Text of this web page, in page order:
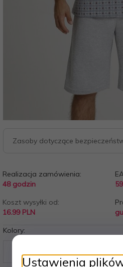
Zasoby dotyczące
Realizacja zamówienia:
48 godzin
Koszt wysyłki od:
16.99 PLN
Kolory:
Ustawienia